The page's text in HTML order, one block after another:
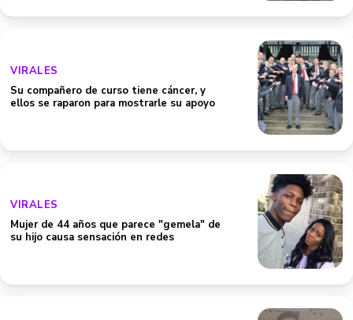
VIRALES
Su compañero de curso tiene cáncer, y
ellos se raparon para mostrarle su apoyo
VIRALES
Mujer de 44 años que parece "gemela" de
su hijo causa sensación en redes